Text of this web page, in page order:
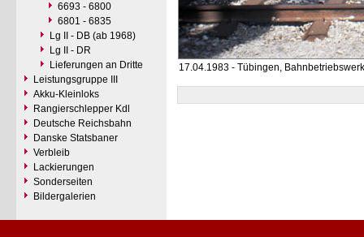
6693 - 6800
6801 - 6835
Lg II - DB (ab 1968)
Lg II - DR
Lieferungen an Dritte
Leistungsgruppe III
Akku-Kleinloks
Rangierschlepper Kdl
Deutsche Reichsbahn
Danske Statsbaner
Verbleib
Lackierungen
Sonderseiten
Bildergalerien
17.04.1983 - Tübingen, Bahnbetriebswerk